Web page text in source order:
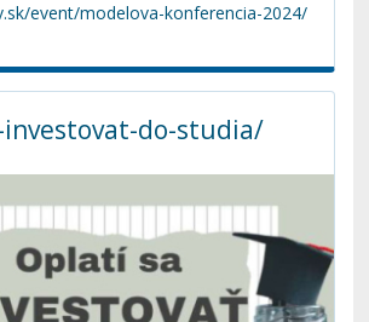
event/modelova-konferencia-2024/
do-studia/